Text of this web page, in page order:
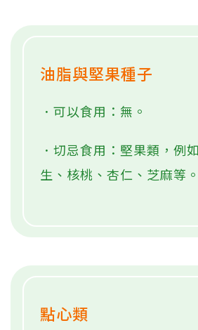
油脂與堅果種子
．可以食用：無。
．切忌食用：堅果類，例
生、核桃、杏仁、芝麻等。
點心類